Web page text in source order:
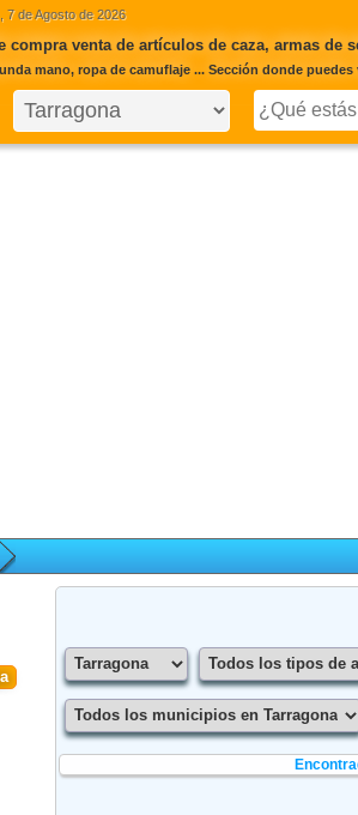
7 de Agosto de 2026
compra venta de artículos de caza, armas de
mano, ropa de camuflaje ... Sección donde